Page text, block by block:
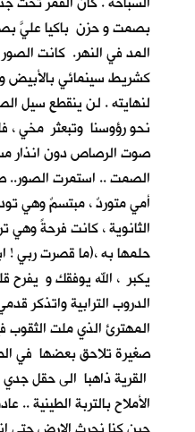
بصمت و حزن باكيا عليَّ
المد في النهر. كانت
كشريط سينمائي بالأبيض
لنهايته . لن ينقطع سيل
نحو رؤوسنا وتبعثر مخي
صوت الرصاص دون انذار
الصمت .. استمرت الصور..
أمي متوردٌ ، مبتسمٌ وهي
الثانوية ، كانت فرحةً وهي
حلمها به ،(ما قصرت ربي !
يكبر ، الله يوفقك و
الدروب الترابية واتذكر
المهترئ الذي ملت الثقوب
صغيرة تلاحق بعضها في
القرية ذاهبا الى حقل
الأملاح بالتربة الطينية